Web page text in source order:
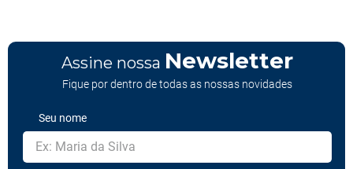
Assine nossa Newsletter
Fique por dentro de todas as nossas novidades
Seu nome